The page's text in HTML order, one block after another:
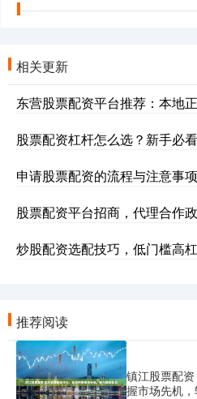
相关更新
东营股票配资平台推荐：本地
股票配资杠杆怎么选？新手必
申请股票配资的流程与注意事项
股票配资平台招商，代理合作
炒股配资选配技巧，低门槛高
推荐阅读
镇江股票配
握市场先机